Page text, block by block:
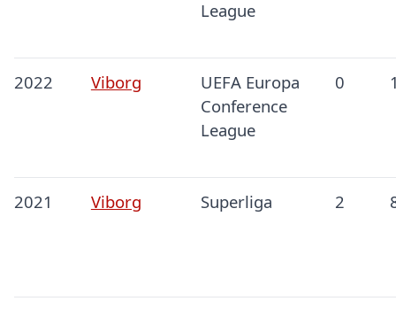
League
2022 Viborg
UEFA Europa
Conference
League
0
2021 Viborg Superliga 2